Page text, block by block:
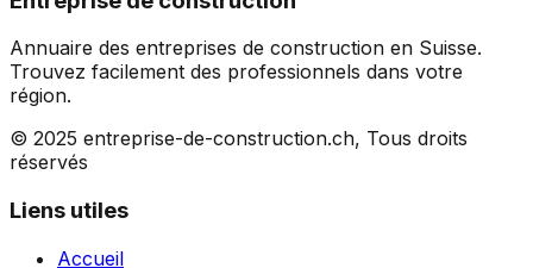
Annuaire des entreprises de construction en Suisse.
Trouvez facilement des professionnels dans votre
région.
© 2025 entreprise-de-construction.ch, Tous droits
réservés
Liens utiles
Accueil